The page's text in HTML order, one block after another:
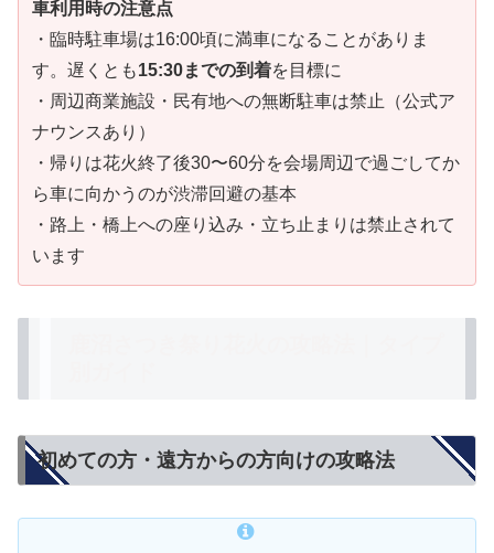
車利用時の注意点
・臨時駐車場は16:00頃に満車になることがありま
す。遅くとも15:30までの到着を目標に
・周辺商業施設・民有地への無断駐車は禁止（公式ア
ナウンスあり）
・帰りは花火終了後30〜60分を会場周辺で過ごしてか
ら車に向かうのが渋滞回避の基本
・路上・橋上への座り込み・立ち止まりは禁止されて
います
初めての方・遠方からの方向けの攻略法